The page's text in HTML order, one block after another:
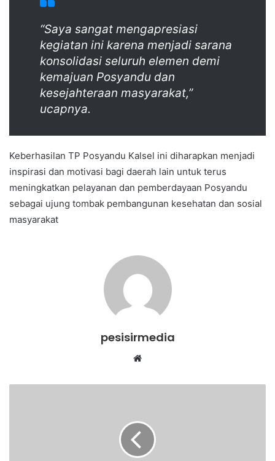
“Saya sangat mengapresiasi
kegiatan ini karena menjadi sarana
konsolidasi seluruh elemen demi
kemajuan Posyandu dan
kesejahteraan masyarakat,”
ucapnya.
Keberhasilan TP Posyandu Kalsel ini diharapkan menjadi
inspirasi dan motivasi bagi daerah lain untuk terus
meningkatkan pelayanan dan pemberdayaan Posyandu
sebagai ujung tombak pembangunan kesehatan dan sosial
masyarakat
pesisirmedia
Website